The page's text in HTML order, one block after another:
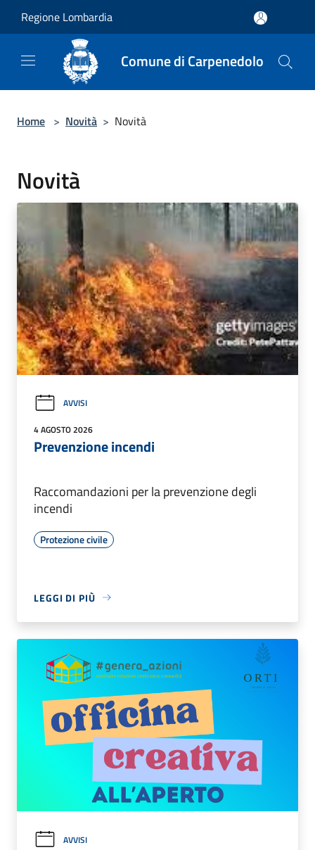
Regione Lombardia
Comune di Carpenedolo
Home > Novità > Novità
Novità
AVVISI
4 AGOSTO 2026
Prevenzione incendi
Raccomandazioni per la prevenzione degli
incendi
Protezione civile
LEGGI DI PIÙ
AVVISI